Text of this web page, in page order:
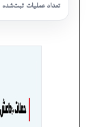
تعداد عملیات ثبت‌شده